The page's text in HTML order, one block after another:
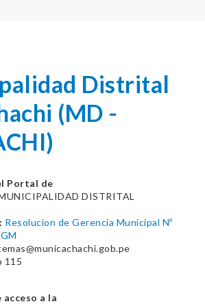
Distrital
(MD -
Portal de
DISTRITAL
Resolucion de Gerencia Municipal Nº
115
acceso a la